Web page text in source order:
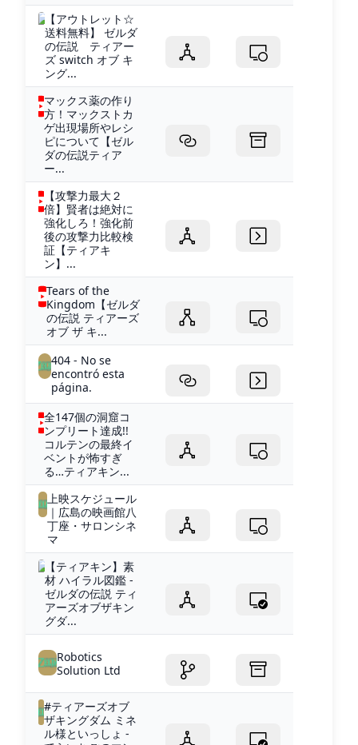
【アウトレット☆
送料無料】 ゼルダ
の伝説 ティアー
ズ switch オブ キ
ング...
マックス薬の作り
方！マックストカ
ゲ出現場所やレシ
ピについて【ゼル
ダの伝説ティア
ー...
【攻撃力最大２
倍】賢者は絶対に
強化しろ！強化前
後の攻撃力比較検
証【ティアキ
ン】...
Tears of the
Kingdom【ゼルダ
の伝説 ティアーズ
オブ ザ キ...
404 - No se
encontró esta
página.
全147個の洞窟コ
ンプリート達成!!
コルテンの最終イ
ベントが怖すぎ
る…ティアキン...
上映スケジュール
｜広島の映画館八
丁座・サロンシネ
マ
【ティアキン】素
材 ハイラル図鑑 -
ゼルダの伝説 ティ
アーズオブザキン
グダ...
Robotics
Solution Ltd
#ティアーズオブ
ザキングダム ミネ
ル様といっしょ -